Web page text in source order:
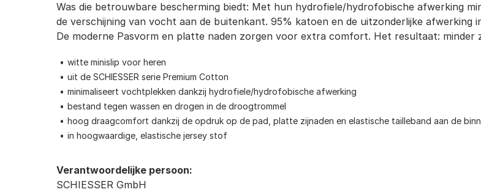
Was die betrouwbare bescherming biedt: Met hun hydrofiele/hydrofobische afwerking
de verschijning van vocht aan de buitenkant. 95% katoen en de uitzonderlijke afwerking
De moderne Pasvorm en platte naden zorgen voor extra comfort. Het resultaat: minder
witte minislip voor heren
uit de SCHIESSER serie Premium Cotton
minimaliseert vochtplekken dankzij hydrofiele/hydrofobische afwerking
bestand tegen wassen en drogen in de droogtrommel
hoog draagcomfort dankzij de opdruk op de pad, platte zijnaden en elastische tailleband aan de
in hoogwaardige, elastische jersey stof
Verantwoordelijke persoon:
SCHIESSER GmbH